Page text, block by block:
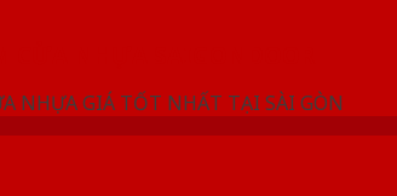
NHỰA GIÁ TỐT NHẤT TẠI SÀI GÒN